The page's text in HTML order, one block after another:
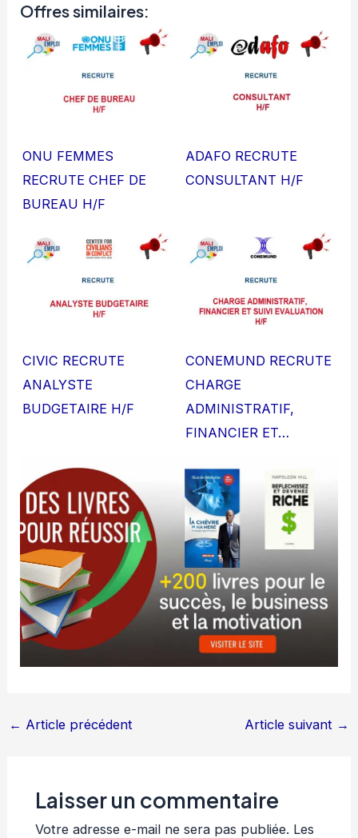
Offres similaires:
ONU FEMMES
RECRUTE CHEF DE
BUREAU H/F
ADAFO RECRUTE
CONSULTANT H/F
CIVIC RECRUTE
ANALYSTE
BUDGETAIRE H/F
CONEMUND RECRUTE
CHARGE
ADMINISTRATIF,
FINANCIER ET…
← Article précédent Article suivant →
Laisser un commentaire
Votre adresse e-mail ne sera pas publiée. Les